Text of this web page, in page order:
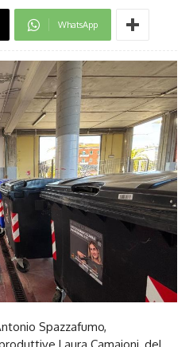
WhatsApp
Spazzafumo,